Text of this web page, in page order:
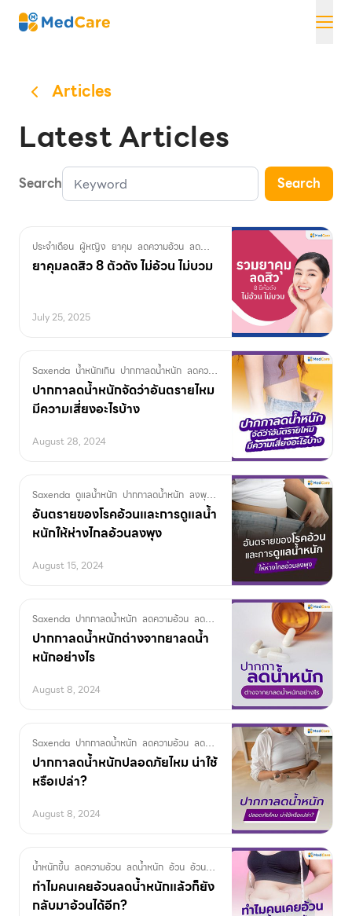
Skip
MedCare
Articles
Latest Articles
Search Search
ประจำเดือน ผู้หญิง ยาคุม ลดความอ้วน ลดน้ำหนัก
ยาคุมลดสิว 8 ตัวดัง ไม่อ้วน ไม่บวม
July 25, 2025
Saxenda น้ำหนักเกิน ปากกาลดน้ำหนัก ลดความอ้วน ลดน้ำหนัก โยโย่ โรคอ้วน
ปากกาลดน้ำหนักจัดว่าอันตรายไหม
มีความเสี่ยงอะไรบ้าง
August 28, 2024
Saxenda ดูแลน้ำหนัก ปากกาลดน้ำหนัก ลงพุง ลดความอ้วน ลดน้ำหนัก โรคอ้วน
อันตรายของโรคอ้วนและการดูแลน้ำ
หนักให้ห่างไกลอ้วนลงพุง
August 15, 2024
Saxenda ปากกาลดน้ำหนัก ลดความอ้วน ลดน้ำหนัก
ปากกาลดน้ำหนักต่างจากยาลดน้ำ
หนักอย่างไร
August 8, 2024
Saxenda ปากกาลดน้ำหนัก ลดความอ้วน ลดน้ำหนัก
ปากกาลดน้ำหนักปลอดภัยไหม น่าใช้
หรือเปล่า?
August 8, 2024
น้ำหนักขึ้น ลดความอ้วน ลดน้ำหนัก อ้วน อ้วนง่าย
ทำไมคนเคยอ้วนลดน้ำหนักแล้วก็ยัง
กลับมาอ้วนได้อีก?